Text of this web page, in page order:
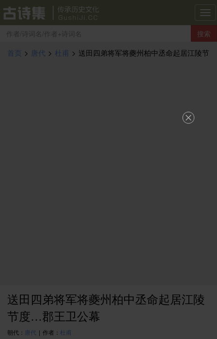
古
诗
集
航
搜索
首页 > 唐代 > 杜甫 > 送田四弟将军将夔州柏中丞命起居江陵节
送田四弟将军将夔州柏中丞命起居江陵
节度…郡王卫公幕
朝代： 唐代 | 作者： 杜甫